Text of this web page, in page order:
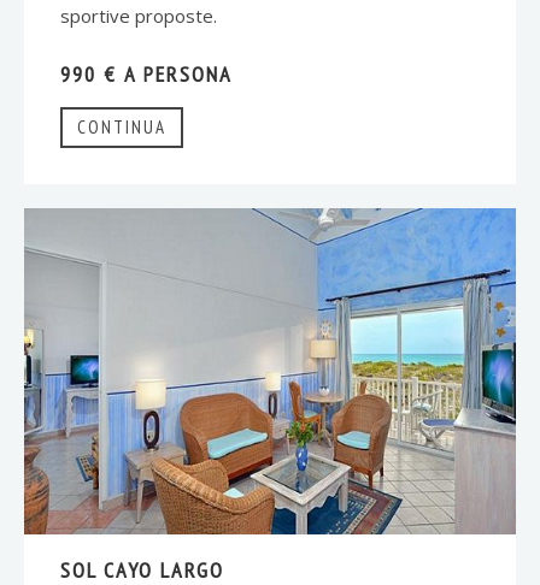
sportive proposte.
990 € A PERSONA
CONTINUA
SOL CAYO LARGO